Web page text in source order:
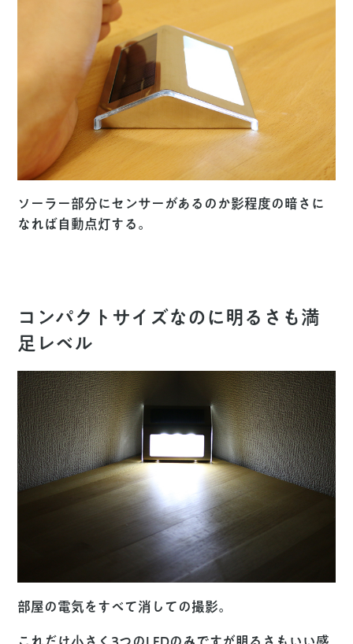
ソーラー部分にセンサーがあるのか影程度の暗さに
なれば自動点灯する。
コンパクトサイズなのに明るさも満
足レベル
部屋の電気をすべて消しての撮影。